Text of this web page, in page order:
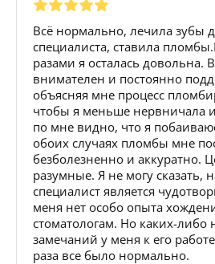
Всё нормально, лечила зубы
специалиста, ставила
разами я осталась довольна.
внимателен и постоянно
объясняя мне процесс
чтобы я меньше нервничала
по мне видно, что я
обоих случаях пломбы мне
безболезненно и аккуратно.
разумные. Я не могу сказать,
специалист является
меня нет особо опыта
стоматологам. Но каких-либо
замечаний у меня к его
раза все было нормально.